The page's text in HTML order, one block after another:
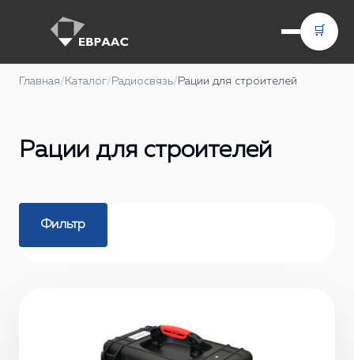
🛒
Главная/ Каталог/ Радиосвязь/ Рации для строителей
Рации для строителей
Фильтр